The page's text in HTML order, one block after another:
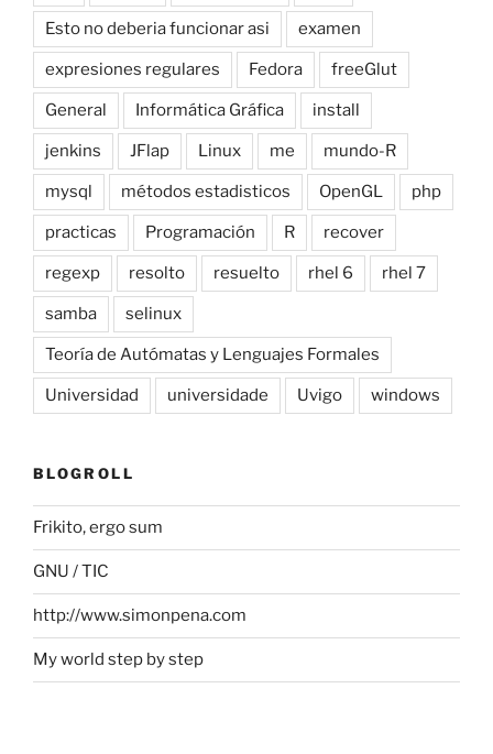
Esto no deberia funcionar asi examen
expresiones regulares Fedora freeGlut
General Informática Gráfica install
jenkins JFlap Linux me mundo-R
mysql métodos estadisticos OpenGL php
practicas Programación R recover
regexp resolto resuelto rhel 6 rhel 7
samba selinux
Teoría de Autómatas y Lenguajes Formales
Universidad universidade Uvigo windows
BLOGROLL
Frikito, ergo sum
GNU / TIC
http://www.simonpena.com
My world step by step